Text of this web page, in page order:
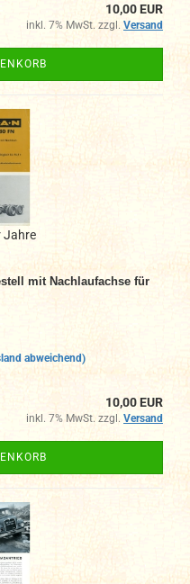
10,00 EUR
inkl. 7% MwSt. zzgl. Versand
Jahre
mit Nachlaufachse für
abweichend)
10,00 EUR
inkl. 7% MwSt. zzgl. Versand